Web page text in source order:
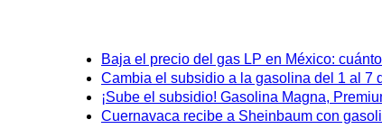
Baja el precio del gas LP en México:
Cambia el subsidio a la gasolina del 1 al 7
¡Sube el subsidio! Gasolina Magna,
Cuernavaca recibe a Sheinbaum con